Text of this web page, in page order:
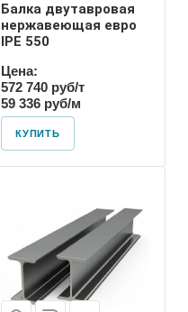
Балка двутавровая
нержавеющая евро
IPE 550
Цена:
572 740 руб/т
59 336 руб/м
КУПИТЬ